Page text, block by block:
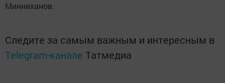
Минниханов.
Следите за самым важным и интересным в
Telegram-канале Татмедиа